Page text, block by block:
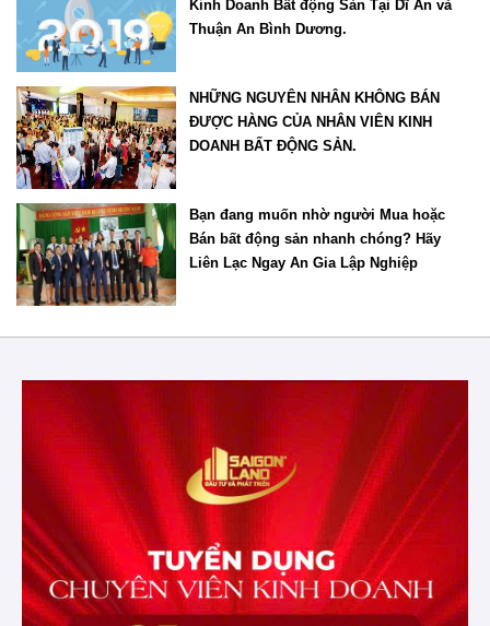
Kinh Doanh Bất động Sản Tại Dĩ An và
Thuận An Bình Dương.
NHỮNG NGUYÊN NHÂN KHÔNG BÁN
ĐƯỢC HÀNG CỦA NHÂN VIÊN KINH
DOANH BẤT ĐỘNG SẢN.
Bạn đang muốn nhờ người Mua hoặc
Bán bất động sản nhanh chóng? Hãy
Liên Lạc Ngay An Gia Lập Nghiệp